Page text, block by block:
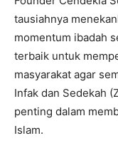
tausiahnya
momentum ibadah
terbaik untuk
masyarakat agar
Infak dan Sedekah
penting dalam
Islam.